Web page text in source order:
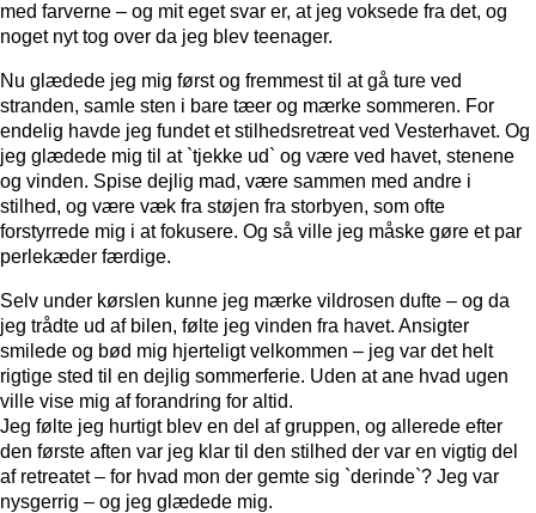
med farverne – og mit eget svar er, at jeg voksede fra det, og
noget nyt tog over da jeg blev teenager.
Nu glædede jeg mig først og fremmest til at gå ture ved
stranden, samle sten i bare tæer og mærke sommeren. For
endelig havde jeg fundet et stilhedsretreat ved Vesterhavet. Og
jeg glædede mig til at `tjekke ud` og være ved havet, stenene
og vinden. Spise dejlig mad, være sammen med andre i
stilhed, og være væk fra støjen fra storbyen, som ofte
forstyrrede mig i at fokusere. Og så ville jeg måske gøre et par
perlekæder færdige.
Selv under kørslen kunne jeg mærke vildrosen dufte – og da
jeg trådte ud af bilen, følte jeg vinden fra havet. Ansigter
smilede og bød mig hjerteligt velkommen – jeg var det helt
rigtige sted til en dejlig sommerferie. Uden at ane hvad ugen
ville vise mig af forandring for altid.
Jeg følte jeg hurtigt blev en del af gruppen, og allerede efter
den første aften var jeg klar til den stilhed der var en vigtig del
af retreatet – for hvad mon der gemte sig `derinde`? Jeg var
nysgerrig – og jeg glædede mig.